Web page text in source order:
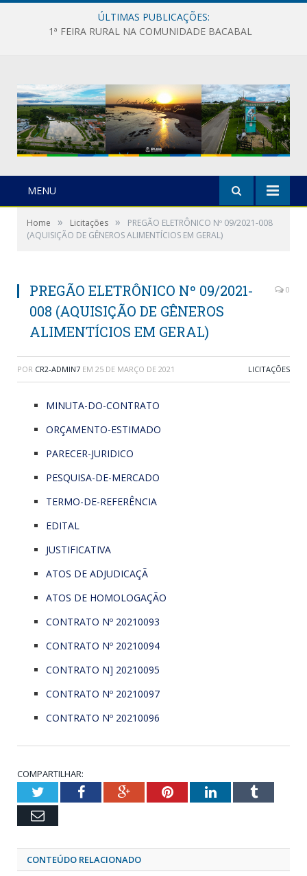
ÚLTIMAS PUBLICAÇÕES:
1ª FEIRA RURAL NA COMUNIDADE BACABAL
MENU
Home » Licitações »
PREGÃO ELETRÔNICO Nº 09/2021-008
(AQUISIÇÃO DE GÊNEROS ALIMENTÍCIOS EM GERAL)
PREGÃO ELETRÔNICO Nº 09/2021-
008 (AQUISIÇÃO DE GÊNEROS
ALIMENTÍCIOS EM GERAL)
0
POR CR2-ADMIN7 EM 25 DE MARÇO DE 2021 LICITAÇÕES
MINUTA-DO-CONTRATO
ORÇAMENTO-ESTIMADO
PARECER-JURIDICO
PESQUISA-DE-MERCADO
TERMO-DE-REFERÊNCIA
EDITAL
JUSTIFICATIVA
ATOS DE ADJUDICAÇÃ
ATOS DE HOMOLOGAÇÃO
CONTRATO Nº 20210093
CONTRATO Nº 20210094
CONTRATO N] 20210095
CONTRATO Nº 20210097
CONTRATO Nº 20210096
COMPARTILHAR:
TwitterFacebookGoogle+PinterestLinkedInTumblr
Email
CONTEÚDO RELACIONADO